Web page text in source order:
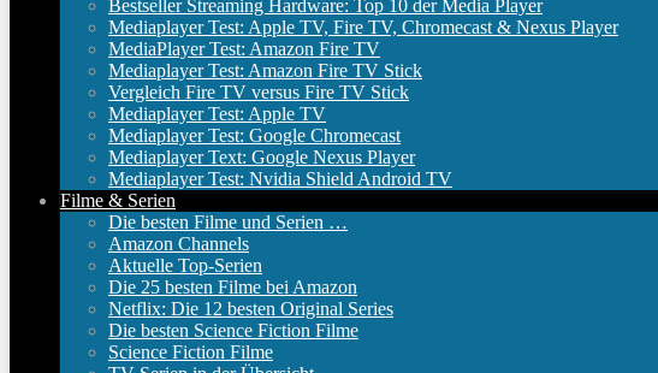
Bestseller Streaming Hardware: Top 10 der Media Player
Mediaplayer Test: Apple TV, Fire TV, Chromecast & Nexus Player
MediaPlayer Test: Amazon Fire TV
Mediaplayer Test: Amazon Fire TV Stick
Vergleich Fire TV versus Fire TV Stick
Mediaplayer Test: Apple TV
Mediaplayer Test: Google Chromecast
Mediaplayer Text: Google Nexus Player
Mediaplayer Test: Nvidia Shield Android TV
Filme & Serien
Die besten Filme und Serien …
Amazon Channels
Aktuelle Top-Serien
Die 25 besten Filme bei Amazon
Netflix: Die 12 besten Original Series
Die besten Science Fiction Filme
Science Fiction Filme